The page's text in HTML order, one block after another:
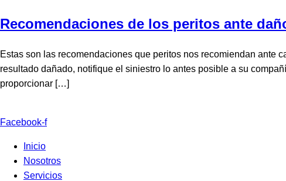
Recomendaciones de los peritos ante
Estas son las recomendaciones que peritos nos recomiendan ante
resultado dañado, notifique el siniestro lo antes posible a su
proporcionar […]
Facebook-f
Inicio
Nosotros
Servicios